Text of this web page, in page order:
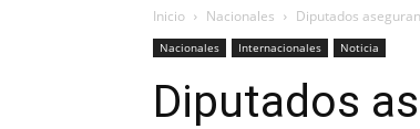
Inicio Nacionales Diputados
Nacionales Internacionales Noticia
Diputados